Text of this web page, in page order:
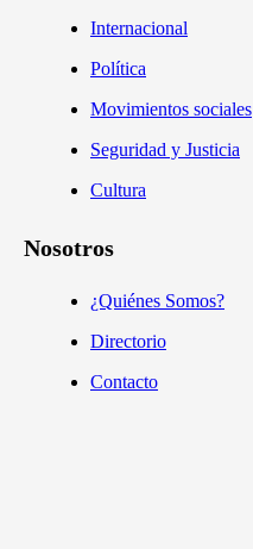
Internacional
Política
Movimientos sociales
Seguridad y Justicia
Cultura
Nosotros
¿Quiénes Somos?
Directorio
Contacto